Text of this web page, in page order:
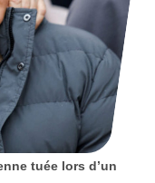
tuée lors d’un